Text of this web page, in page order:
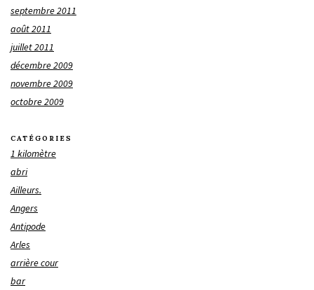
septembre 2011
août 2011
juillet 2011
décembre 2009
novembre 2009
octobre 2009
CATÉGORIES
1 kilomètre
abri
Ailleurs.
Angers
Antipode
Arles
arrière cour
bar